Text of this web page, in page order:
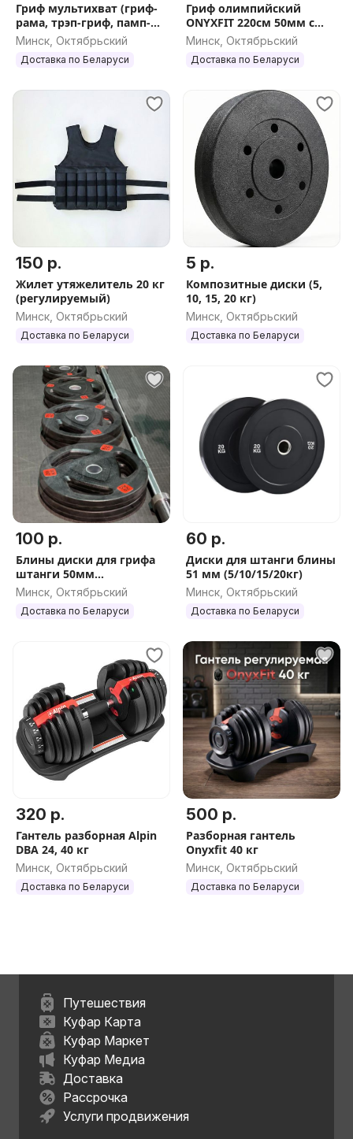
Гриф мультихват (гриф-
рама, трэп-гриф, памп-
штанга)
Минск, Октябрьский
Доставка по Беларуси
Гриф олимпийский
ONYXFIT 220см 50мм с
замками
Минск, Октябрьский
Доставка по Беларуси
150 р.
Жилет утяжелитель 20 кг
(регулируемый)
Минск, Октябрьский
Доставка по Беларуси
5 р.
Композитные диски (5,
10, 15, 20 кг)
Минск, Октябрьский
Доставка по Беларуси
100 р.
Блины диски для грифа
штанги 50мм
5/10/15/20кг
Минск, Октябрьский
Доставка по Беларуси
60 р.
Диски для штанги блины
51 мм (5/10/15/20кг)
Минск, Октябрьский
Доставка по Беларуси
320 р.
Гантель разборная Alpin
DBA 24, 40 кг
Минск, Октябрьский
Доставка по Беларуси
500 р.
Разборная гантель
Onyxfit 40 кг
Минск, Октябрьский
Доставка по Беларуси
Путешествия
Куфар Карта
Куфар Маркет
Куфар Медиа
Доставка
Рассрочка
Услуги продвижения